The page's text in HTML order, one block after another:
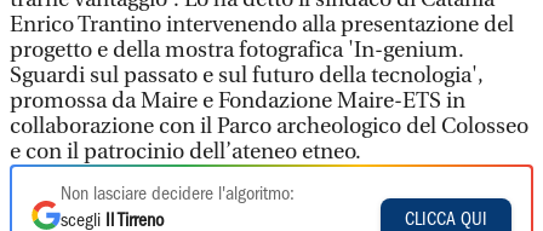
Enrico Trantino intervenendo alla presentazione del
progetto e della mostra fotografica 'In-genium.
Sguardi sul passato e sul futuro della tecnologia',
promossa da Maire e Fondazione Maire-ETS in
collaborazione con il Parco archeologico del Colosseo
e con il patrocinio dell’ateneo etneo.
Non lasciare decidere l'algoritmo:
scegli
Il Tirreno
CLICCA QUI